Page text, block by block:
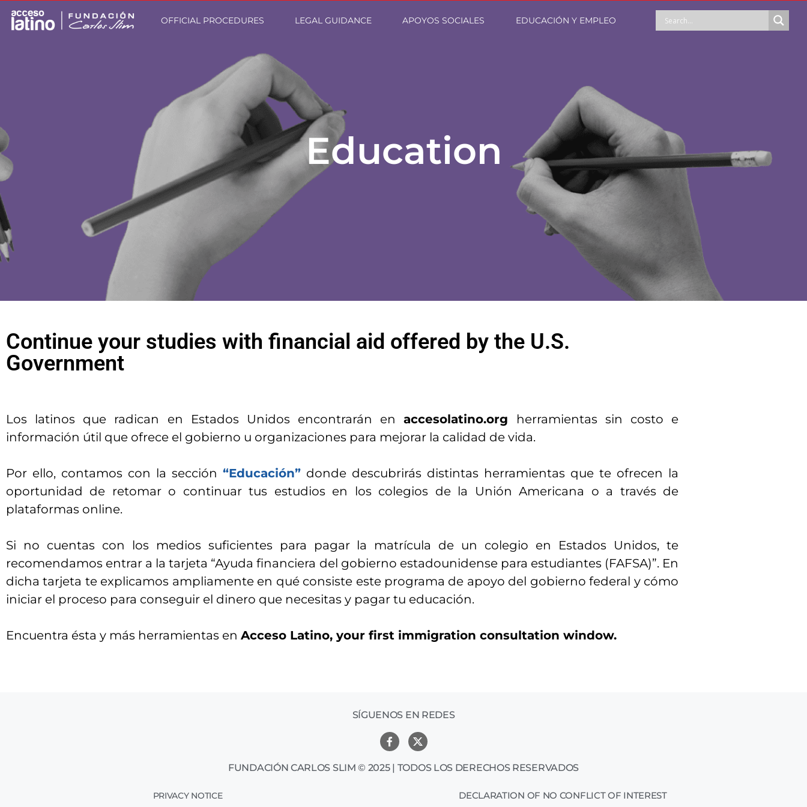
OFFICIAL PROCEDURES LEGAL GUIDANCE APOYOS SOCIALES EDUCACIÓN Y EMPLEO
Education
Continue your studies with financial aid offered by the U.S.
Government
Los latinos que radican en Estados Unidos encontrarán enaccesolatino.org herramientas sin costo e
información útil que ofrece el gobierno u organizaciones para mejorar la calidad de vida.
Por ello, contamos con la sección “Educación” donde descubrirás distintas herramientas que te ofrecen la
oportunidad de retomar o continuar tus estudios en los colegios de la Unión Americana o a través de
plataformas online.
Si no cuentas con los medios suficientes para pagar la matrícula de un colegio en Estados Unidos, te
recomendamos entrar a la tarjeta “Ayuda financiera del gobierno estadounidense para estudiantes (FAFSA)”. En
dicha tarjeta te explicamos ampliamente en qué consiste este programa de apoyo del gobierno federal y cómo
iniciar el proceso para conseguir el dinero que necesitas y pagar tu educación.
Encuentra ésta y más herramientas en Acceso Latino, your first immigration consultation window.
SÍGUENOS EN REDES
FUNDACIÓN CARLOS SLIM © 2025 | TODOS LOS DERECHOS RESERVADOS
PRIVACY NOTICE DECLARATION OF NO CONFLICT OF INTEREST